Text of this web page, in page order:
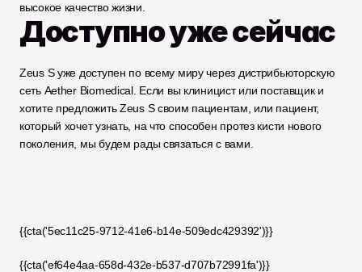
высокое качество жизни.
Доступно уже сейчас
Zeus S уже доступен по всему миру через дистрибьюторскую
сеть Aether Biomedical. Если вы клиницист или поставщик и
хотите предложить Zeus S своим пациентам, или пациент,
который хочет узнать, на что способен протез кисти нового
поколения, мы будем рады связаться с вами.
{{cta('5ec11c25-9712-41e6-b14e-509edc429392')}}
{{cta('ef64e4aa-658d-432e-b537-d707b72991fa')}}